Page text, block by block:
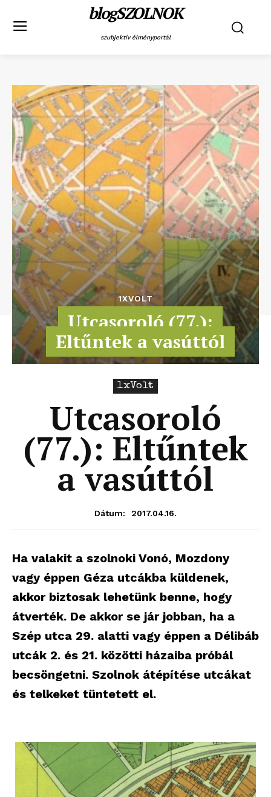
blogSZOLNOK
szubjektív élményportál
1XVOLT
Utcasoroló (77.):
Eltűntek a vasúttól
1xVolt
Utcasoroló
(77.): Eltűntek
a vasúttól
Dátum: 2017.04.16.
Ha valakit a szolnoki Vonó, Mozdony
vagy éppen Géza utcákba küldenek,
akkor biztosak lehetünk benne, hogy
átverték. De akkor se jár jobban, ha a
Szép utca 29. alatti vagy éppen a Délibáb
utcák 2. és 21. közötti házaiba próbál
becsöngetni. Szolnok átépítése utcákat
és telkeket tüntetett el.